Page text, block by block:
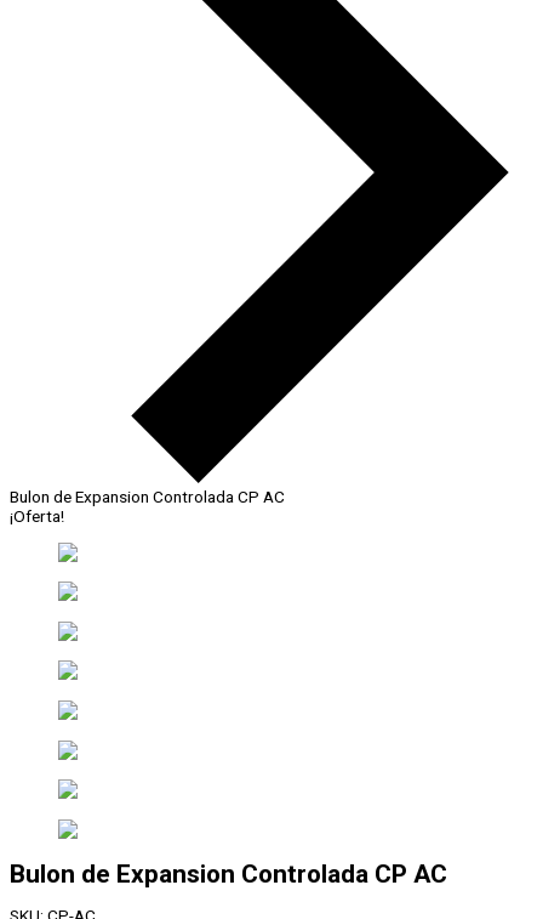
Bulon de Expansion Controlada CP AC
¡Oferta!
Bulon de Expansion Controlada CP AC
SKU: CP-AC